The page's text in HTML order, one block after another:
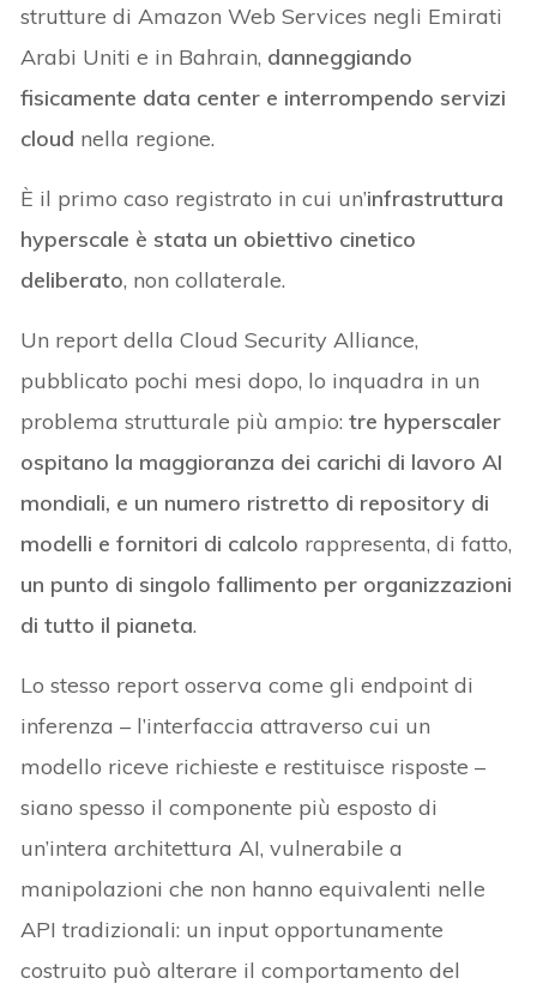
strutture di Amazon Web Services negli Emirati
Arabi Uniti e in Bahrain, danneggiando
fisicamente data center e interrompendo servizi
cloud nella regione.
È il primo caso registrato in cui un’infrastruttura
hyperscale è stata un obiettivo cinetico
deliberato, non collaterale.
Un report della Cloud Security Alliance,
pubblicato pochi mesi dopo, lo inquadra in un
problema strutturale più ampio:tre hyperscaler
ospitano la maggioranza dei carichi di lavoro AI
mondiali, e un numero ristretto di repository di
modelli e fornitori di calcolo rappresenta, di fatto,
un punto di singolo fallimento per organizzazioni
di tutto il pianeta.
Lo stesso report osserva come gli endpoint di
inferenza – l’interfaccia attraverso cui un
modello riceve richieste e restituisce risposte –
siano spesso il componente più esposto di
un’intera architettura AI, vulnerabile a
manipolazioni che non hanno equivalenti nelle
API tradizionali: un input opportunamente
costruito può alterare il comportamento del